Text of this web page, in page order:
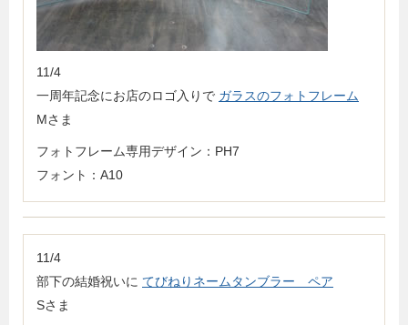
11/4
一周年記念にお店のロゴ入りで ガラスのフォトフレーム
Mさま
フォトフレーム専用デザイン：PH7
フォント：A10
11/4
部下の結婚祝いに てびねりネームタンブラー ペア
Sさま